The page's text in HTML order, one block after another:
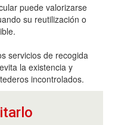
puede valorizarse
su reutilización o
servicios de recogida
la existencia y
incontrolados.